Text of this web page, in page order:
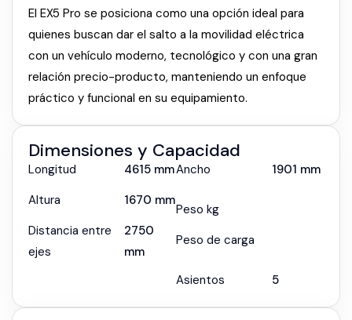
El EX5 Pro se posiciona como una opción ideal para
quienes buscan dar el salto a la movilidad eléctrica
con un vehículo moderno, tecnológico y con una gran
relación precio-producto, manteniendo un enfoque
práctico y funcional en su equipamiento.
Dimensiones y Capacidad
Longitud
4615 mm
Altura
1670 mm
Distancia entre
ejes
2750
mm
Ancho 1901 mm
Peso kg
Peso de carga
Asientos 5